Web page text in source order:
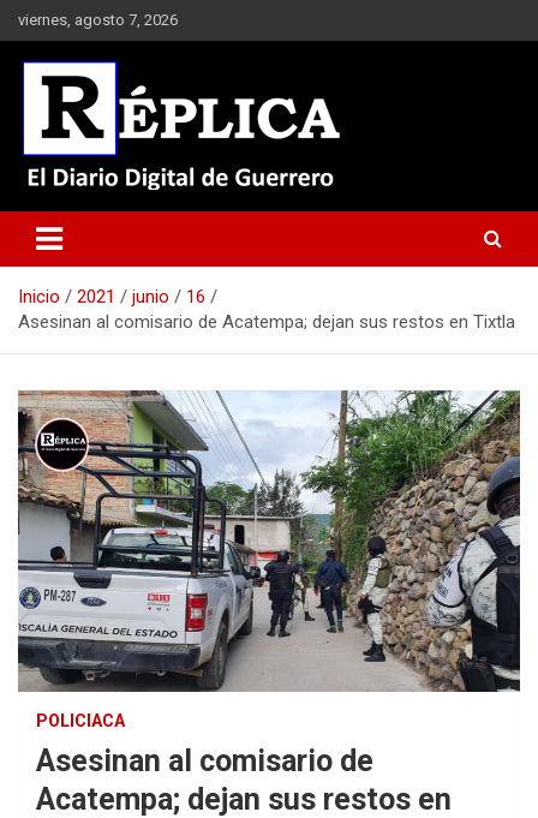
Saltar
al
contenido
viernes, agosto 7, 2026
Réplica
Inicio 2021 junio
16
Asesinan al comisario de Acatempa; dejan sus restos en Tixtla
POLICIACA
Asesinan al comisario de
Acatempa; dejan sus restos en